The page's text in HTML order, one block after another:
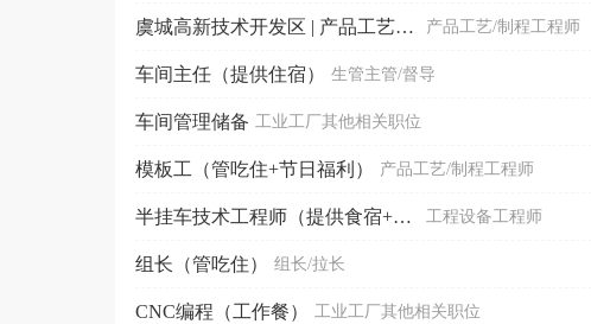
虞城高新技术开发区 | 产品工艺设计师（工作餐） 产品工艺/制程工程师
车间主任（提供住宿） 生管主管/督导
车间管理储备 工业工厂其他相关职位
模板工（管吃住+节日福利） 产品工艺/制程工程师
半挂车技术工程师（提供食宿+社保） 工程设备工程师
组长（管吃住） 组长/拉长
CNC编程（工作餐） 工业工厂其他相关职位